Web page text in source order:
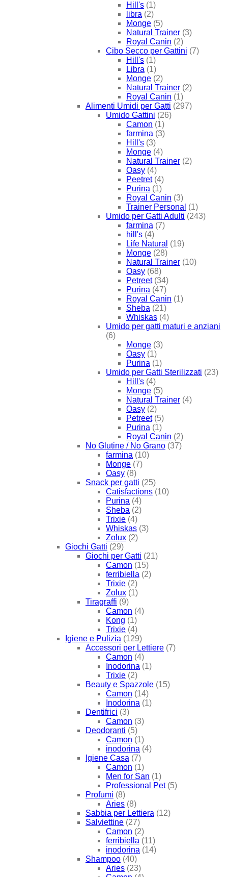
Hill's (1)
libra (2)
Monge (5)
Natural Trainer (3)
Royal Canin (2)
Cibo Secco per Gattini (7)
Hill's (1)
Libra (1)
Monge (2)
Natural Trainer (2)
Royal Canin (1)
Alimenti Umidi per Gatti (297)
Umido Gattini (26)
Camon (1)
farmina (3)
Hill's (3)
Monge (4)
Natural Trainer (2)
Oasy (4)
Peetret (4)
Purina (1)
Royal Canin (3)
Trainer Personal (1)
Umido per Gatti Adulti (243)
farmina (7)
hill's (4)
Life Natural (19)
Monge (28)
Natural Trainer (10)
Oasy (68)
Petreet (34)
Purina (47)
Royal Canin (1)
Sheba (21)
Whiskas (4)
Umido per gatti maturi e anziani
(6)
Monge (3)
Oasy (1)
Purina (1)
Umido per Gatti Sterilizzati (23)
Hill's (4)
Monge (5)
Natural Trainer (4)
Oasy (2)
Petreet (5)
Purina (1)
Royal Canin (2)
No Glutine / No Grano (37)
farmina (10)
Monge (7)
Oasy (8)
Snack per gatti (25)
Catisfactions (10)
Purina (4)
Sheba (2)
Trixie (4)
Whiskas (3)
Zolux (2)
Giochi Gatti (29)
Giochi per Gatti (21)
Camon (15)
ferribiella (2)
Trixie (2)
Zolux (1)
Tiragraffi (9)
Camon (4)
Kong (1)
Trixie (4)
Igiene e Pulizia (129)
Accessori per Lettiere (7)
Camon (4)
Inodorina (1)
Trixie (2)
Beauty e Spazzole (15)
Camon (14)
Inodorina (1)
Dentifrici (3)
Camon (3)
Deodoranti (5)
Camon (1)
inodorina (4)
Igiene Casa (7)
Camon (1)
Men for San (1)
Professional Pet (5)
Profumi (8)
Aries (8)
Sabbia per Lettiera (12)
Salviettine (27)
Camon (2)
ferribiella (11)
inodorina (14)
Shampoo (40)
Aries (23)